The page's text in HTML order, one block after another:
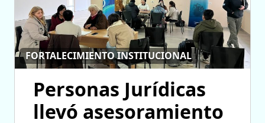
FORTALECIMIENTO INSTITUCIONAL
Personas Jurídicas
llevó asesoramiento